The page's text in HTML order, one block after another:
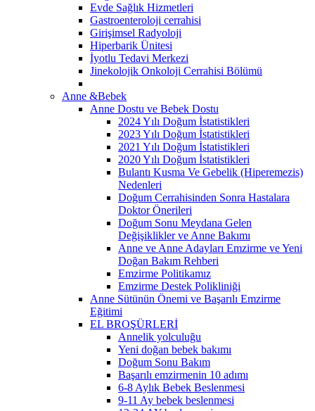
Evde Sağlık Hizmetleri
Gastroenteroloji cerrahisi
Girişimsel Radyoloji
Hiperbarik Ünitesi
İyotlu Tedavi Merkezi
Jinekolojik Onkoloji Cerrahisi Bölümü
Anne &Bebek
Anne Dostu ve Bebek Dostu
2024 Yılı Doğum İstatistikleri
2023 Yılı Doğum İstatistikleri
2021 Yılı Doğum İstatistikleri
2020 Yılı Doğum İstatistikleri
Bulantı Kusma Ve Gebelik (Hiperemezis)
Nedenleri
Doğum Cerrahisinden Sonra Hastalara
Doktor Önerileri
Doğum Sonu Meydana Gelen
Değişiklikler ve Anne Bakımı
Anne ve Anne Adayları Emzirme ve Yeni
Doğan Bakım Rehberi
Emzirme Politikamız
Emzirme Destek Polikliniği
Anne Sütünün Önemi ve Başarılı Emzirme
Eğitimi
EL BROŞÜRLERİ
Annelik yolculuğu
Yeni doğan bebek bakımı
Doğum Sonu Bakım
Başarılı emzirmenin 10 adımı
6-8 Aylık Bebek Beslenmesi
9-11 Ay bebek beslenmesi